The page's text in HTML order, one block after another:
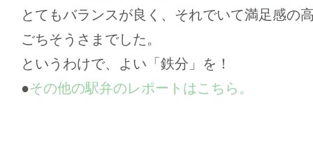
とてもバランスが良く、それでいて満足感の
ごちそうさまでした。
というわけで、よい「鉄分」を！
●その他の駅弁のレポートはこちら。